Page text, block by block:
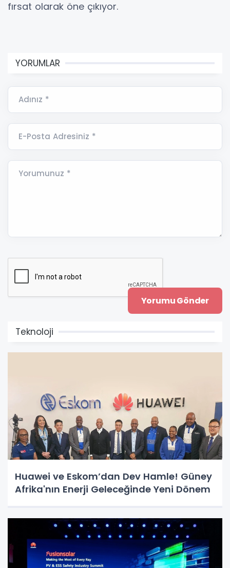
fırsat olarak öne çıkıyor.
YORUMLAR
Adınız *
E-Posta Adresiniz *
Yorumunuz *
Teknoloji
Huawei ve Eskom’dan Dev Hamle! Güney
Afrika'nın Enerji Geleceğinde Yeni Dönem